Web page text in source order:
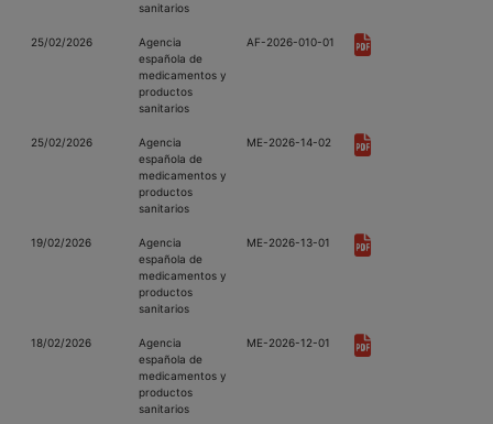
sanitarios
25/02/2026
Agencia
española de
medicamentos y
productos
sanitarios
AF-2026-010-01
25/02/2026
Agencia
española de
medicamentos y
productos
sanitarios
ME-2026-14-02
19/02/2026
Agencia
española de
medicamentos y
productos
sanitarios
ME-2026-13-01
18/02/2026
Agencia
española de
medicamentos y
productos
sanitarios
ME-2026-12-01